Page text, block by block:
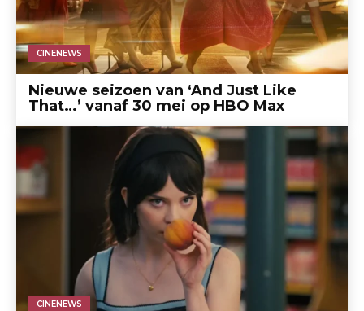
CINENEWS
Nieuwe seizoen van ‘And Just Like
That…’ vanaf 30 mei op HBO Max
CINENEWS